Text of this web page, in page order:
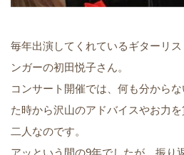
毎年出演してくれているギターリ
ンガーの初田悦子さん。
コンサート開催では、何も分から
た時から沢山のアドバイスやお力
二人なのです。
アッという間の9年でしたが、振り